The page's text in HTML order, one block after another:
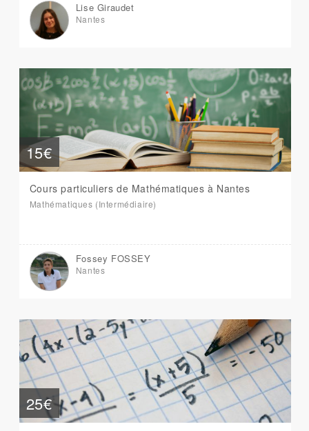
Lise Giraudet
Nantes
15€
Cours particuliers de Mathématiques à Nantes
Mathématiques (Intermédiaire)
Fossey FOSSEY
Nantes
25€